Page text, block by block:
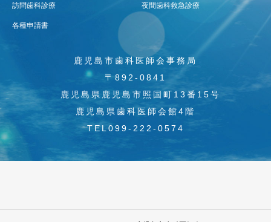
訪問歯科診療 夜間歯科救急診療
各種申請書
鹿児島市歯科医師会事務局
〒892-0841
鹿児島県鹿児島市照国町13番15号
鹿児島県歯科医師会館4階
TEL099-222-0574